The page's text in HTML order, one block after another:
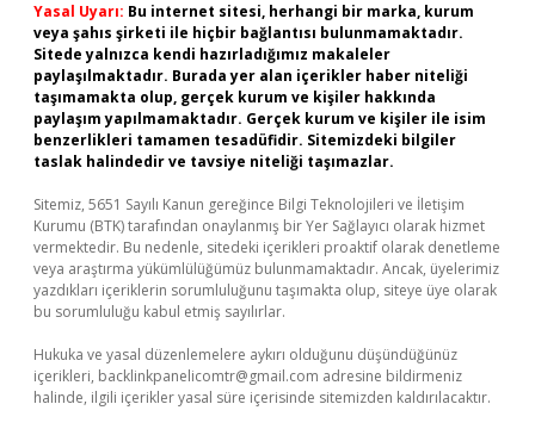
Yasal Uyarı: Bu internet sitesi, herhangi bir marka, kurum
veya şahıs şirketi ile hiçbir bağlantısı bulunmamaktadır.
Sitede yalnızca kendi hazırladığımız makaleler
paylaşılmaktadır. Burada yer alan içerikler haber niteliği
taşımamakta olup, gerçek kurum ve kişiler hakkında
paylaşım yapılmamaktadır. Gerçek kurum ve kişiler ile isim
benzerlikleri tamamen tesadüfidir. Sitemizdeki bilgiler
taslak halindedir ve tavsiye niteliği taşımazlar.
Sitemiz, 5651 Sayılı Kanun gereğince Bilgi Teknolojileri ve İletişim
Kurumu (BTK) tarafından onaylanmış bir Yer Sağlayıcı olarak hizmet
vermektedir. Bu nedenle, sitedeki içerikleri proaktif olarak denetleme
veya araştırma yükümlülüğümüz bulunmamaktadır. Ancak, üyelerimiz
yazdıkları içeriklerin sorumluluğunu taşımakta olup, siteye üye olarak
bu sorumluluğu kabul etmiş sayılırlar.
Hukuka ve yasal düzenlemelere aykırı olduğunu düşündüğünüz
içerikleri, backlinkpanelicomtr@gmail.com adresine bildirmeniz
halinde, ilgili içerikler yasal süre içerisinde sitemizden kaldırılacaktır.